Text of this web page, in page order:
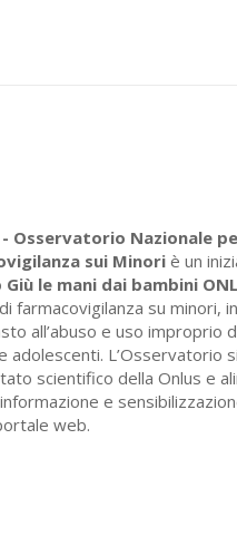
Osservatorio Nazionale
sui Minoriè un
Giù le mani dai bambini
farmacovigilanza su minori,
all’abuso e uso improprio
adolescenti. L’Osservatorio
scientifico della Onlus e
e
web.